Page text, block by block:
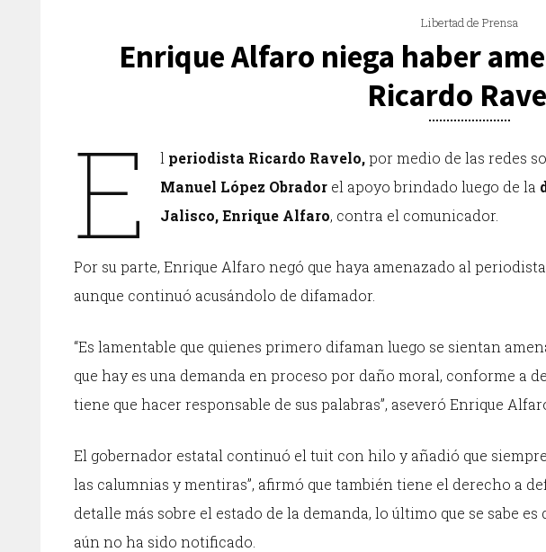
Libertad de Prensa
Enrique Alfaro niega haber
Ricardo
E l periodista Ricardo Ravelo,por medio de las redes
Manuel López Obrador el apoyo brindado luego de la
Jalisco, Enrique Alfaro, contra el comunicador.
Por su parte, Enrique Alfaro negó que haya amenazado al
aunque continuó acusándolo de difamador.
“Es lamentable que quienes primero difaman luego se sientan
que hay es una demanda en proceso por daño moral, conforme a
tiene que hacer responsable de sus palabras”, aseveró Enrique
El gobernador estatal continuó el tuit con hilo y añadió que
las calumnias y mentiras”, afirmó que también tiene el derecho a
detalle más sobre el estado de la demanda, lo último que se sabe es
aún no ha sido notificado.